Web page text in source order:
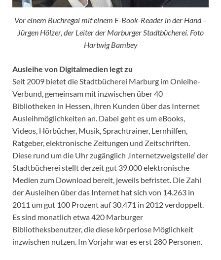
Vor einem Buchregal mit einem E-Book-Reader in der Hand –
Jürgen Hölzer, der Leiter der Marburger Stadtbücherei. Foto
Hartwig Bambey
Ausleihe von Digitalmedien legt zu
Seit 2009 bietet die Stadtbücherei Marburg im Onleihe-
Verbund, gemeinsam mit inzwischen über 40
Bibliotheken in Hessen, ihren Kunden über das Internet
Ausleihmöglichkeiten an. Dabei geht es um eBooks,
Videos, Hörbücher, Musik, Sprachtrainer, Lernhilfen,
Ratgeber, elektronische Zeitungen und Zeitschriften.
Diese rund um die Uhr zugänglich ‚Internetzweigstelle‘ der
Stadtbücherei stellt derzeit gut 39.000 elektronische
Medien zum Download bereit, jeweils befristet. Die Zahl
der Ausleihen über das Internet hat sich von 14.263 in
2011 um gut 100 Prozent auf 30.471 in 2012 verdoppelt.
Es sind monatlich etwa 420 Marburger
Bibliotheksbenutzer, die diese körperlose Möglichkeit
inzwischen nutzen. Im Vorjahr war es erst 280 Personen.